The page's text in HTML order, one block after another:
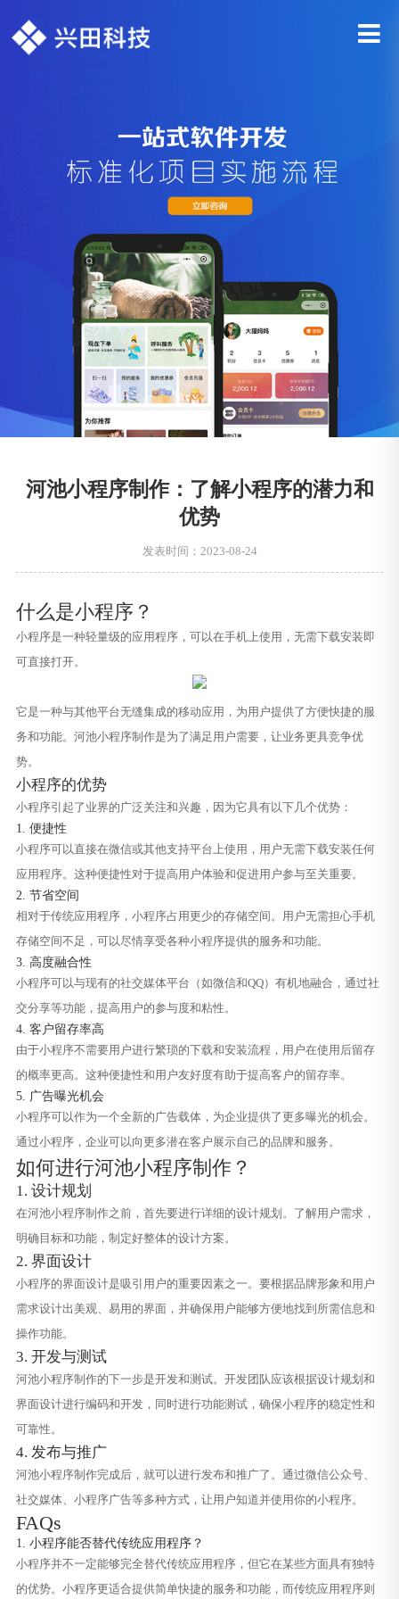
河池小程序制作：了解小程序的潜力和
优势
发表时间：2023-08-24
什么是小程序？
小程序是一种轻量级的应用程序，可以在手机上使用，无需下载安装即
可直接打开。
它是一种与其他平台无缝集成的移动应用，为用户提供了方便快捷的服
务和功能。河池小程序制作是为了满足用户需要，让业务更具竞争优
势。
小程序的优势
小程序引起了业界的广泛关注和兴趣，因为它具有以下几个优势：
1. 便捷性
小程序可以直接在微信或其他支持平台上使用，用户无需下载安装任何
应用程序。这种便捷性对于提高用户体验和促进用户参与至关重要。
2. 节省空间
相对于传统应用程序，小程序占用更少的存储空间。用户无需担心手机
存储空间不足，可以尽情享受各种小程序提供的服务和功能。
3. 高度融合性
小程序可以与现有的社交媒体平台（如微信和QQ）有机地融合，通过社
交分享等功能，提高用户的参与度和粘性。
4. 客户留存率高
由于小程序不需要用户进行繁琐的下载和安装流程，用户在使用后留存
的概率更高。这种便捷性和用户友好度有助于提高客户的留存率。
5. 广告曝光机会
小程序可以作为一个全新的广告载体，为企业提供了更多曝光的机会。
通过小程序，企业可以向更多潜在客户展示自己的品牌和服务。
如何进行河池小程序制作？
1. 设计规划
在河池小程序制作之前，首先要进行详细的设计规划。了解用户需求，
明确目标和功能，制定好整体的设计方案。
2. 界面设计
小程序的界面设计是吸引用户的重要因素之一。要根据品牌形象和用户
需求设计出美观、易用的界面，并确保用户能够方便地找到所需信息和
操作功能。
3. 开发与测试
河池小程序制作的下一步是开发和测试。开发团队应该根据设计规划和
界面设计进行编码和开发，同时进行功能测试，确保小程序的稳定性和
可靠性。
4. 发布与推广
河池小程序制作完成后，就可以进行发布和推广了。通过微信公众号、
社交媒体、小程序广告等多种方式，让用户知道并使用你的小程序。
FAQs
1. 小程序能否替代传统应用程序？
小程序并不一定能够完全替代传统应用程序，但它在某些方面具有独特
的优势。小程序更适合提供简单快捷的服务和功能，而传统应用程序则